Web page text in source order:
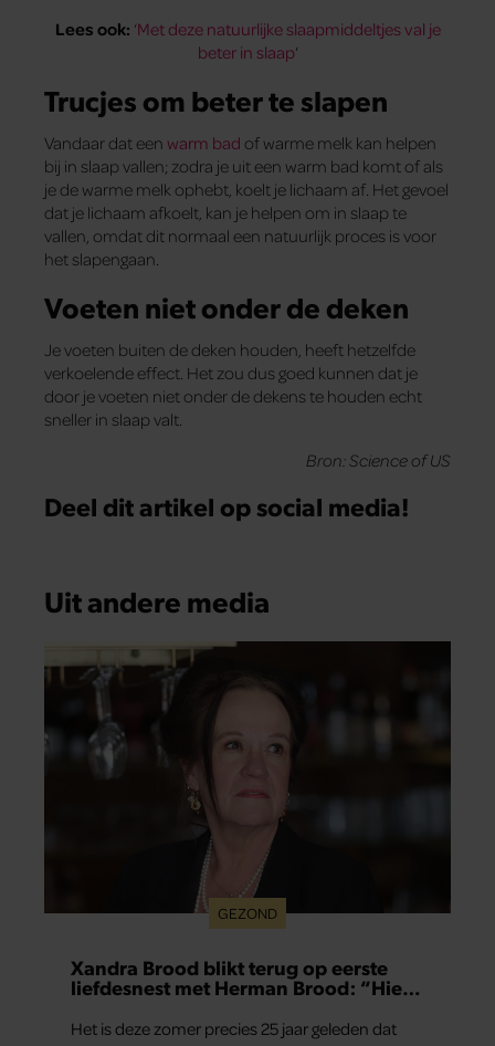
Lees ook: ‘Met deze natuurlijke slaapmiddeltjes val je
beter in slaap‘
Trucjes om beter te slapen
Vandaar dat een warm bad of warme melk kan helpen
bij in slaap vallen; zodra je uit een warm bad komt of als
je de warme melk ophebt, koelt je lichaam af. Het gevoel
dat je lichaam afkoelt, kan je helpen om in slaap te
vallen, omdat dit normaal een natuurlijk proces is voor
het slapengaan.
Voeten niet onder de deken
Je voeten buiten de deken houden, heeft hetzelfde
verkoelende effect. Het zou dus goed kunnen dat je
door je voeten niet onder de dekens te houden echt
sneller in slaap valt.
Bron: Science of US
Deel dit artikel op social media!
Uit andere media
GEZOND
Xandra Brood blikt terug op eerste
liefdesnest met Herman Brood: “Hier
Het is deze zomer precies 25 jaar geleden dat